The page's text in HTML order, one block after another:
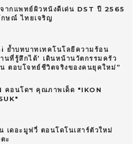
จากแพทย์ผิวหนังดีเด่น DST ปี 2565
ษณ์ ไทยเจริญ
ย้ำบทบาทเทคโนโลยีความร้อน
านที่รู้สึกได้’ เดินหน้านวัตกรรมครัว
ตอบโจทย์ชีวิตจริงของคนยุคใหม่”
คอนโดฯ คุณภาพเด็ด "IKON
เดอะมูฟวี่ ตอนโดโนเสาร์ตัวใหม่
ะ